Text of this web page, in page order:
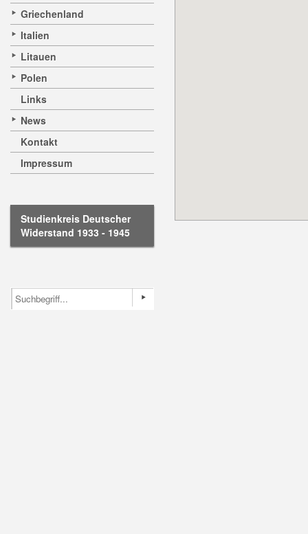
Griechenland
Italien
Litauen
Polen
Links
News
Kontakt
Impressum
Studienkreis Deutscher
Widerstand 1933 - 1945